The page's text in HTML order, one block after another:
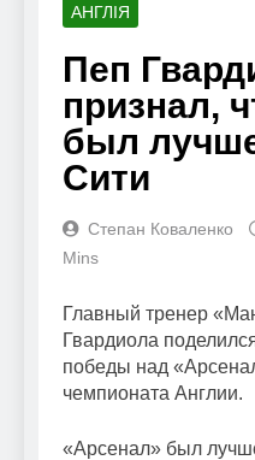
АНГЛІЯ
Пеп
признал,
был
Сити
Степан Коваленко
Mins
Главный тренер
Гвардиола
победы над
чемпионата Англии.
«Арсенал» был